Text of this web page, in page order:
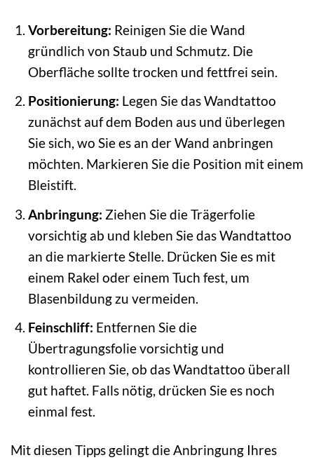
Vorbereitung: Reinigen Sie die Wand
gründlich von Staub und Schmutz. Die
Oberfläche sollte trocken und fettfrei sein.
Positionierung: Legen Sie das Wandtattoo
zunächst auf dem Boden aus und überlegen
Sie sich, wo Sie es an der Wand anbringen
möchten. Markieren Sie die Position mit einem
Bleistift.
Anbringung: Ziehen Sie die Trägerfolie
vorsichtig ab und kleben Sie das Wandtattoo
an die markierte Stelle. Drücken Sie es mit
einem Rakel oder einem Tuch fest, um
Blasenbildung zu vermeiden.
Feinschliff: Entfernen Sie die
Übertragungsfolie vorsichtig und
kontrollieren Sie, ob das Wandtattoo überall
gut haftet. Falls nötig, drücken Sie es noch
einmal fest.
Mit diesen Tipps gelingt die Anbringung Ihres